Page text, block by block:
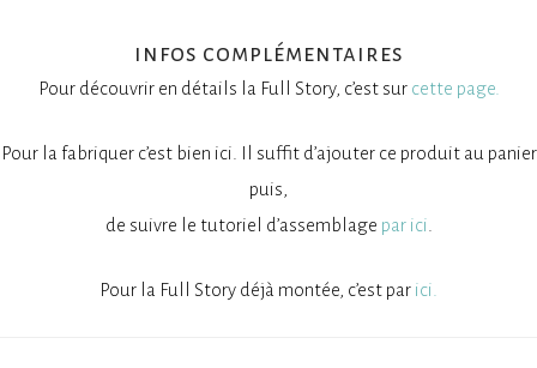
infos complémentaires
Pour découvrir en détails la Full Story, c’est sur cette page.
Pour la fabriquer c’est bien ici. Il suffit d’ajouter ce produit au panier
puis,
de suivre le tutoriel d’assemblage par ici
Pour la Full Story déjà montée, c’est par ici.